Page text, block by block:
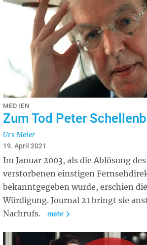
MEDIEN
Zum Tod Peter
Urs Meier
19. April 2021
Im Januar 2003, als die Ablösung
verstorbenen einstigen
bekanntgegeben wurde, erschien
Würdigung. Journal 21 bringt sie
Nachrufs.
mehr